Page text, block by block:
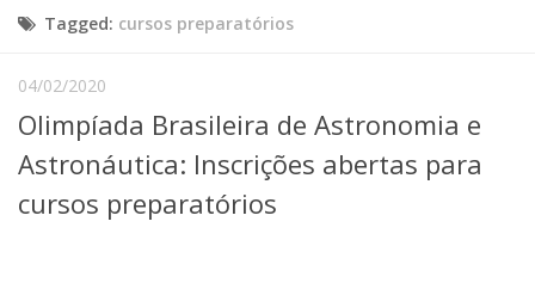
Escola, Institutos e Órgãos
Núcleos e Comissões
Telefones e Mapas
Pessoas
Graduação
Tagged: cursos preparatórios
04/02/2020
Olimpíada Brasileira de Astronomia e
Astronáutica: Inscrições abertas para
cursos preparatórios